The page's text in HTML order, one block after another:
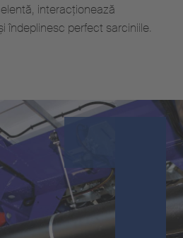
interacționează
îndeplinesc perfect sarciniile.